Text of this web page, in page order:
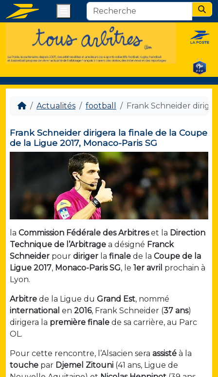
Actualités football Frank Schneider
Frank Schneider dirigera la finale de la Coupe
de la Ligue 2017, Monaco-Paris SG
la Commission Fédérale des Arbitreset la Direction
Technique de l’Arbitrage a désigné Franck
Schneider pour diriger la finale de la Coupe de la
Ligue 2017, Monaco-Paris SG, le 1er avril prochain à
Lyon.
Arbitre de la Ligue du Grand Est, nommé
international en 2016, Frank Schneider (37 ans)
dirigera la première finale de sa carrière, au Parc
OL.
Pour cette rencontre, l’Alsacien sera assisté à la
touche par Djemel Zitouni (41 ans, Ligue de